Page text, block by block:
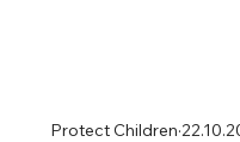
Protect Children